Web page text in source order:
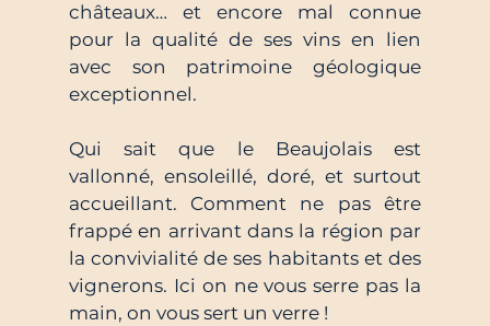
châteaux… et encore mal connue
pour la qualité de ses vins en lien
avec son patrimoine géologique
exceptionnel.
Qui sait que le Beaujolais est
vallonné, ensoleillé, doré, et surtout
accueillant. Comment ne pas être
frappé en arrivant dans la région par
la convivialité de ses habitants et des
vignerons. Ici on ne vous serre pas la
main, on vous sert un verre !